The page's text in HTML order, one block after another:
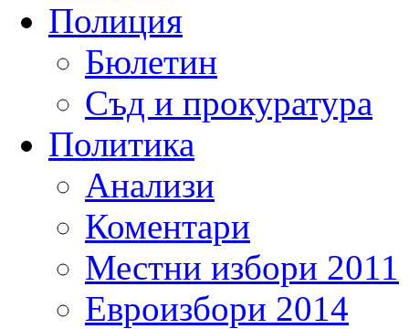
Полиция
Бюлетин
Съд и прокуратура
Политика
Анализи
Коментари
Местни избори 2011
Евроизбори 2014